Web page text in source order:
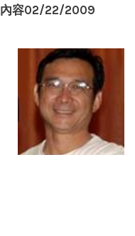
內容02/22/2009